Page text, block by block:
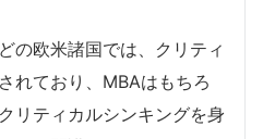
の欧米諸国では、クリティ
れており、MBAはもちろ
リティカルシンキングを身